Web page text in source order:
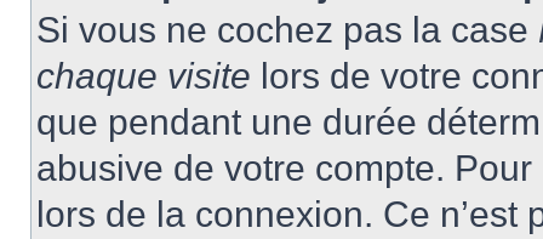
Si vous ne cochez pas la case
chaque visite lors de votre
que pendant une durée
abusive de votre compte.
lors de la connexion. Ce